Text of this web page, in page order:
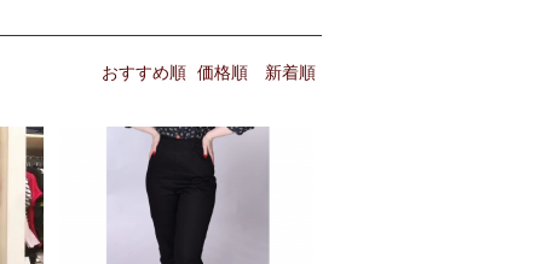
おすすめ順 価格順 新着順